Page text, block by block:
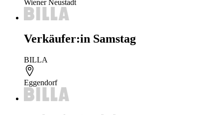
Wiener Neustadt
Verkäufer:in Samstag
BILLA
Eggendorf